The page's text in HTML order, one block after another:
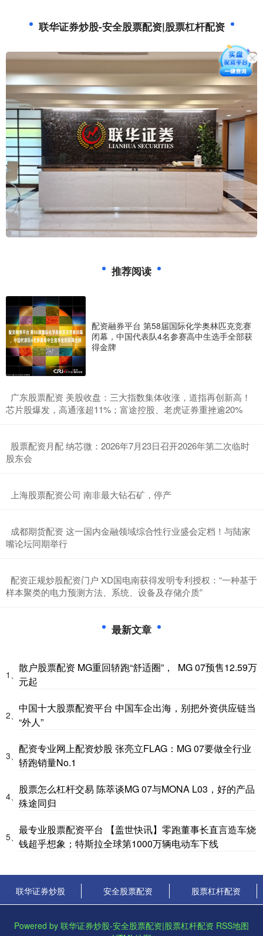
联华证券炒股-安全股票配资|股票杠杆配资
推荐阅读
配资融券平台 第58届国际化学奥林匹克竞赛
闭幕，中国代表队4名参赛高中生选手全部获
得金牌
​广东股票配资 美股收盘：三大指数集体收涨，道指再创新高！
芯片股爆发，高通涨超11%；富途控股、老虎证券重挫逾20%
​股票配资月配 纳芯微：2026年7月23日召开2026年第二次临时
股东会
​上海股票配资公司 南非最大钻石矿，停产
​成都期货配资 这一国内金融领域综合性行业盛会定档！与陆家
嘴论坛同期举行
​配资正规炒股配资门户 XD国电南获得发明专利授权：“一种基于
样本聚类的电力预测方法、系统、设备及存储介质”
最新文章
1、
散户股票配资 MG重回轿跑“舒适圈”， MG 07预售12.59万
元起
2、
中国十大股票配资平台 中国车企出海，别把外资供应链当
“外人”
3、
配资专业网上配资炒股 张亮立FLAG：MG 07要做全行业
轿跑销量No.1
4、
股票怎么杠杆交易 陈萃谈MG 07与MONA L03，好的产品
殊途同归
5、
最专业股票配资平台 【盖世快讯】零跑董事长直言造车烧
钱超乎想象；特斯拉全球第1000万辆电动车下线
联华证券炒股 安全股票配资 股票杠杆配资
Powered by 联华证券炒股-安全股票配资|股票杠杆配资 RSS地图